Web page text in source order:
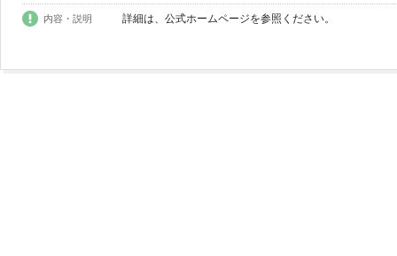
内容・説明 詳細は、公式ホームページを参照ください。